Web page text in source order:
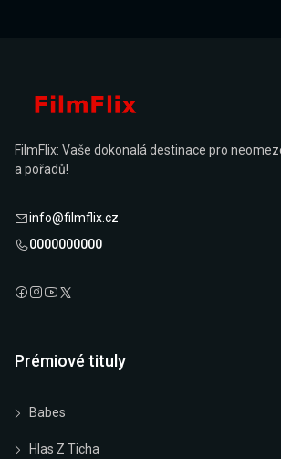
FilmFlix: Vaše dokonalá destinace pro
a pořadů!
info@filmflix.cz
0000000000
Prémiové tituly
Babes
Hlas Z Ticha